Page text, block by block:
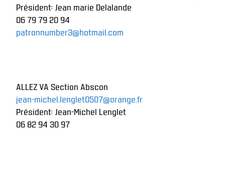
Président: Jean marie Delalande
06 79 79 20 94
patronnumber3@hotmail.com
ALLEZ VA Section Abscon
jean-michel.lenglet0507@orange.fr
Président: Jean-Michel Lenglet
06 82 94 30 97